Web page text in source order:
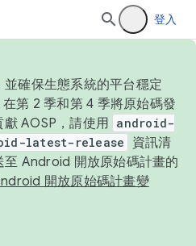
登入
確保生態系統的平台穩定
第 2 季和第 4 季將原始碼發
AOSP，請使用 android-
latest-release
資訊清
Android 開放原始碼計畫的
開放原始碼計畫變